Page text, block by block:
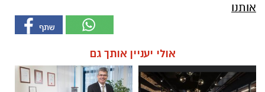
אותנו
אולי יעניין אותך גם